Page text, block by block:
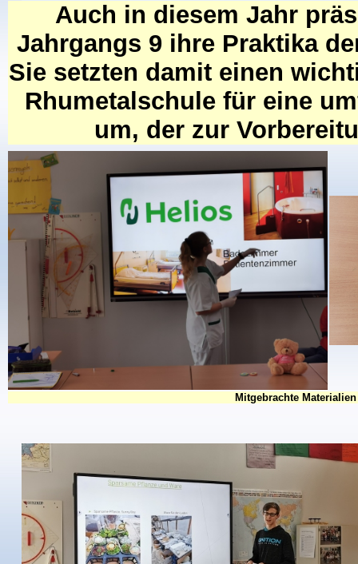
Auch in diesem Jahr
Jahrgangs 9 ihre Praktika
Sie setzten damit einen
Rhumetalschule für eine
um, der zur
Mitgebrachte